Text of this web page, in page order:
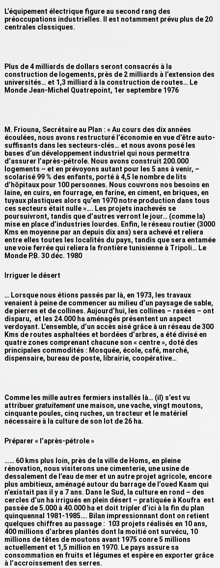
L’équipement électrique figure au second rang des
préoccupations industrielles. Il est notamment prévu plus de 20
centrales classiques.
Plus de 4 milliards de dollars seront consacrés à la
construction de logements, près de 2 milliards à l’extension des
universités… et 1,3 milliard à la construction de routes… Le
Monde Jean-Michel Quatrepoint, 1er septembre 1976
M. Friouna, Secrétaire au Plan : « Au cours des dix années
écoulées, nous avons restructuré l’économie en vue d’être auto-
suffisants dans les secteurs-clés… et nous avons posé les
bases d’un développement industriel qui nous permettra
d’assurer l’après-pétrole. Nous avons construit 200.000
logements – et en prévoyons autant pour les 5 ans à venir, –
scolarisé 99 % des enfants, porté à 4,5 le nombre de lits
d’hôpitaux pour 100 personnes. Nous couvrons nos besoins en
laine, en cuirs, en fourrage, en farine, en ciment, en briques, en
tuyaux plastiques alors qu’en 1970 notre production dans tous
ces secteurs était nulle »…. Les projets inachevés se
poursuivront, tandis que d’autres verront le jour… (comme la)
mise en place d’industries lourdes. Enfin, le réseau routier (3000
Kms en moyenne par an depuis dix ans) sera achevé et reliera
entre elles toutes les localités du pays, tandis que sera entamée
une voie ferrée qui reliera la frontière tunisienne à Tripoli… Le
Monde P.B. 30 déc. 1980
Irriguer le désert
… Lorsque nous étions passés par là, en 1973, les travaux
venaient à peine de commencer au milieu d’un paysage de sable,
de pierres et de collines. Aujourd’hui, les collines – rasées – ont
disparu, et les 24.000 ha aménagés présentent un aspect
verdoyant. L’ensemble, d’un accès aisé grâce à un réseau de 300
Kms de routes asphaltées et bordées d’arbres, a été divisé en
quatre zones comprenant chacune son « centre », doté des
principales commodités : Mosquée, école, café, marché,
dispensaire, bureau de poste, librairie, coopérative…
Comme les mille autres fermiers installés là… (il) s’est vu
attribuer gratuitement une maison, une vache, vingt moutons,
cinquante poules, cinq ruches, un tracteur et le matériel
nécessaire à la culture de son lot de 26 ha.
Préparer « l’après-pétrole »
…… 60 kms plus loin, près de la ville de Homs, en pleine
rénovation, nous visiterons une cimenterie, une usine de
dessalement de l’eau de mer et un autre projet agricole, encore
plus ambitieux, aménagé autour du barrage de l’oued Kaam qui
n’existait pas il y a 7 ans. Dans le Sud, la culture en rond – des
cercles d’un ha irrigués en plein désert – pratiquée à Koufra est
passée de 5.000 à 40.000 ha et doit tripler d’ici à la fin du plan
quinquennal 1981-1985…. Bilan impressionnant dont on retient
quelques chiffres au passage : 103 projets réalisés en 10 ans,
400 millions d’arbres plantés dont la moitié ont survécu, 10
millions de têtes de moutons avant 1975 conre 5 millions
actuellement et 1,5 million en 1970. Le pays assure sa
consommation en fruits et légumes et espère en exporter grâce
à l’accroissement des serres.